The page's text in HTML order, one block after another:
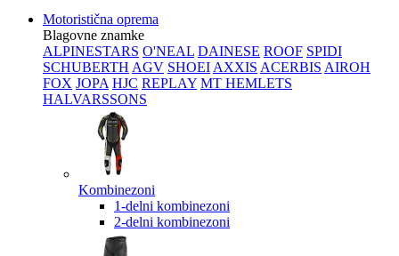
Motoristična oprema
Blagovne znamke
ALPINESTARS O'NEAL DAINESE ROOF SPIDI
SCHUBERTH AGV SHOEI AXXIS ACERBIS AIROH
FOX JOPA HJC REPLAY MT HEMLETS
HALVARSSONS
Kombinezoni
1-delni kombinezoni
2-delni kombinezoni